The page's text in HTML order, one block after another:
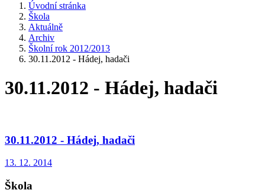
Úvodní stránka
Škola
Aktuálně
Archiv
Školní rok 2012/2013
30.11.2012 - Hádej, hadači
30.11.2012 - Hádej, hadači
30.11.2012 - Hádej, hadači
13. 12. 2014
Škola